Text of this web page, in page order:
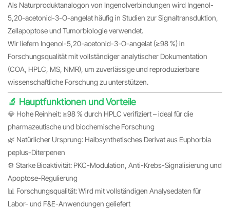
Als Naturproduktanalogon von Ingenolverbindungen wird Ingenol-
5,20-acetonid-3-O-angelat häufig in Studien zur Signaltransduktion,
Zellapoptose und Tumorbiologie verwendet.
Wir liefern Ingenol-5,20-acetonid-3-O-angelat (≥98 %) in
Forschungsqualität mit vollständiger analytischer Dokumentation
(COA, HPLC, MS, NMR), um zuverlässige und reproduzierbare
wissenschaftliche Forschung zu unterstützen.
🔬 Hauptfunktionen und Vorteile
💎 Hohe Reinheit: ≥98 % durch HPLC verifiziert – ideal für die
pharmazeutische und biochemische Forschung
🌿 Natürlicher Ursprung: Halbsynthetisches Derivat aus Euphorbia
peplus-Diterpenen
⚙️ Starke Bioaktivität: PKC-Modulation, Anti-Krebs-Signalisierung und
Apoptose-Regulierung
📊 Forschungsqualität: Wird mit vollständigen Analysedaten für
Labor- und F&E-Anwendungen geliefert